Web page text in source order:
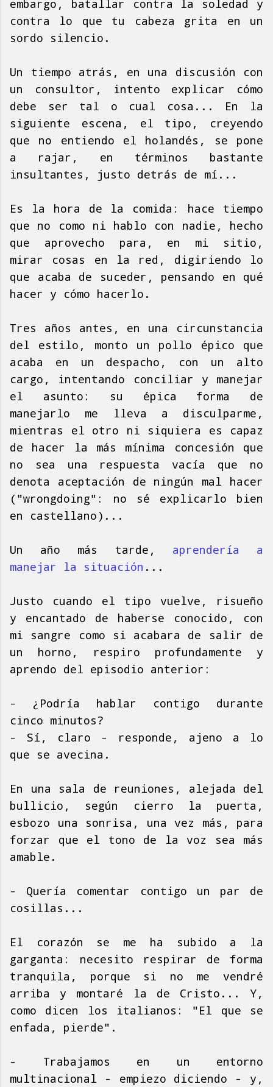
embargo, batallar contra la soledad y
contra lo que tu cabeza grita en un
sordo silencio.
Un tiempo atrás, en una discusión con
un consultor, intento explicar cómo
debe ser tal o cual cosa... En la
siguiente escena, el tipo, creyendo
que no entiendo el holandés, se pone
a rajar, en términos bastante
insultantes, justo detrás de mí...
Es la hora de la comida: hace tiempo
que no como ni hablo con nadie, hecho
que aprovecho para, en mi sitio,
mirar cosas en la red, digiriendo lo
que acaba de suceder, pensando en qué
hacer y cómo hacerlo.
Tres años antes, en una circunstancia
del estilo, monto un pollo épico que
acaba en un despacho, con un alto
cargo, intentando conciliar y manejar
el asunto: su épica forma de
manejarlo me lleva a disculparme,
mientras el otro ni siquiera es capaz
de hacer la más mínima concesión que
no sea una respuesta vacía que no
denota aceptación de ningún mal hacer
("wrongdoing": no sé explicarlo bien
en castellano)...
Un año más tarde, aprendería a
manejar la situación ...
Justo cuando el tipo vuelve, risueño
y encantado de haberse conocido, con
mi sangre como si acabara de salir de
un horno, respiro profundamente y
aprendo del episodio anterior:
- ¿Podría hablar contigo durante
cinco minutos?
- Sí, claro - responde, ajeno a lo
que se avecina.
En una sala de reuniones, alejada del
bullicio, según cierro la puerta,
esbozo una sonrisa, una vez más, para
forzar que el tono de la voz sea más
amable.
- Quería comentar contigo un par de
cosillas...
El corazón se me ha subido a la
garganta: necesito respirar de forma
tranquila, porque si no me vendré
arriba y montaré la de Cristo... Y,
como dicen los italianos: "El que se
enfada, pierde".
- Trabajamos en un entorno
multinacional - empiezo diciendo - y,